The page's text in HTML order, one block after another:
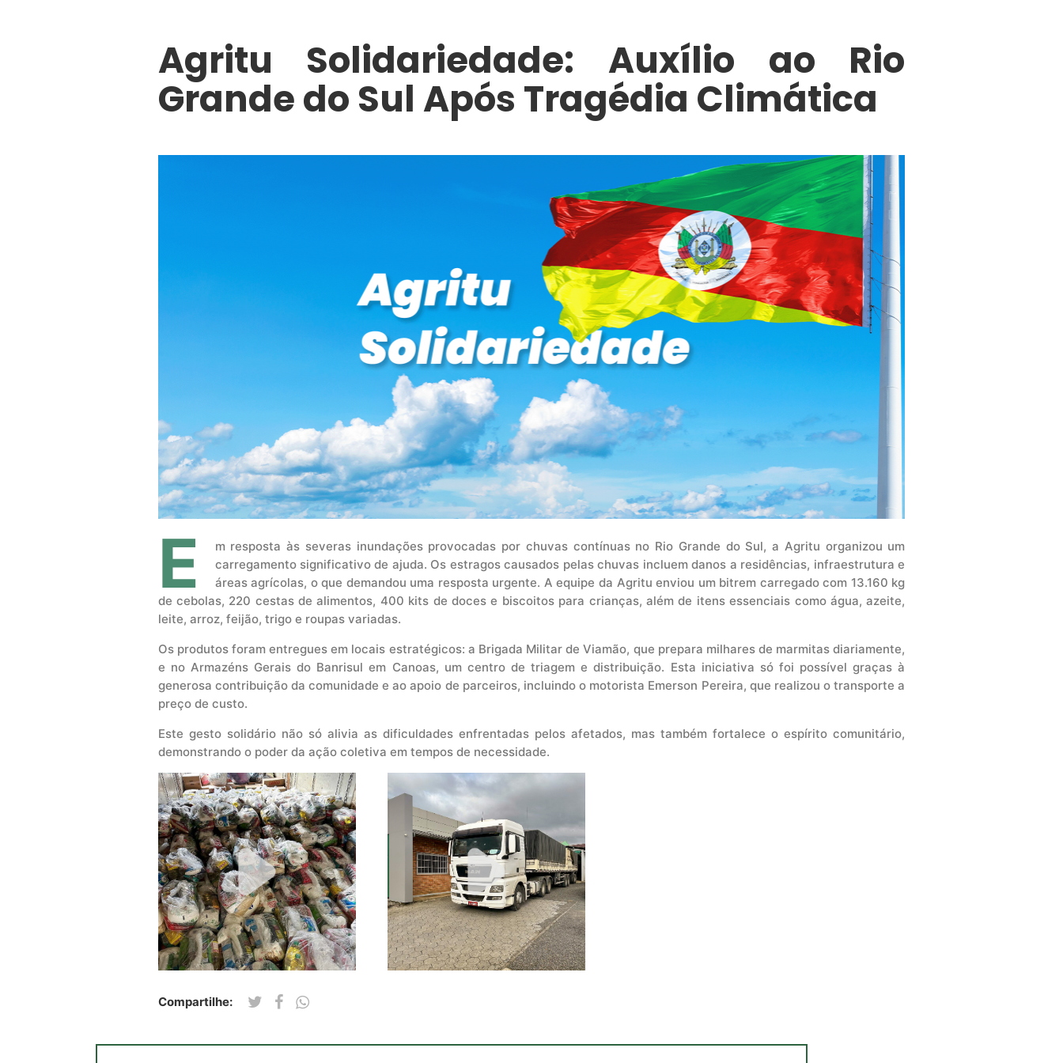
Agritu Solidariedade: Auxílio ao Rio
Grande do Sul Após Tragédia Climática
E
m resposta às severas inundações provocadas por chuvas contínuas no Rio Grande do Sul, a Agritu organizou um
carregamento significativo de ajuda. Os estragos causados pelas chuvas incluem danos a residências, infraestrutura e
áreas agrícolas, o que demandou uma resposta urgente. A equipe da Agritu enviou um bitrem carregado com 13.160 kg
de cebolas, 220 cestas de alimentos, 400 kits de doces e biscoitos para crianças, além de itens essenciais como água, azeite,
leite, arroz, feijão, trigo e roupas variadas.
Os produtos foram entregues em locais estratégicos: a Brigada Militar de Viamão, que prepara milhares de marmitas diariamente,
e no Armazéns Gerais do Banrisul em Canoas, um centro de triagem e distribuição. Esta iniciativa só foi possível graças à
generosa contribuição da comunidade e ao apoio de parceiros, incluindo o motorista Emerson Pereira, que realizou o transporte a
preço de custo.
Este gesto solidário não só alivia as dificuldades enfrentadas pelos afetados, mas também fortalece o espírito comunitário,
demonstrando o poder da ação coletiva em tempos de necessidade.
Compartilhe: